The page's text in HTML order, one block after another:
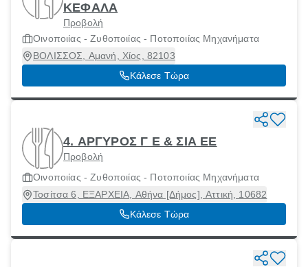
ΚΕΦΑΛΑ
Προβολή
Οινοποιίας - Ζυθοποιίας - Ποτοποιίας Μηχανήματα
ΒΟΛΙΣΣΟΣ, Αμανή, Χίος, 82103
Κάλεσε Τώρα
4. ΑΡΓΥΡΟΣ Γ Ε & ΣΙΑ ΕΕ
Προβολή
Οινοποιίας - Ζυθοποιίας - Ποτοποιίας Μηχανήματα
Τοσίτσα 6, ΕΞΑΡΧΕΙΑ, Αθήνα [Δήμος], Αττική, 10682
Κάλεσε Τώρα